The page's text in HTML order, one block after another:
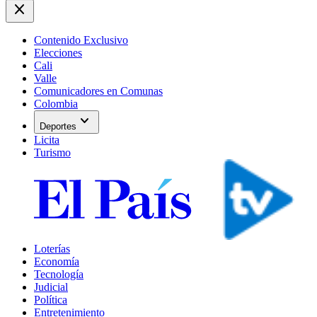
close
Contenido Exclusivo
Elecciones
Cali
Valle
Comunicadores en Comunas
Colombia
Deportes expand_more
Licita
Turismo
Loterías
Economía
Tecnología
Judicial
Política
Entretenimiento